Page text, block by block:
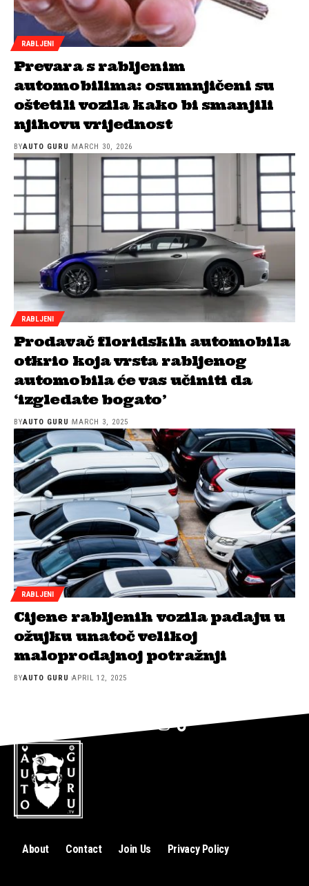
RABLJENI
Prevara s rabljenim
automobilima: osumnjičeni su
oštetili vozila kako bi smanjili
njihovu vrijednost
BYAUTO GURU MARCH 30, 2026
RABLJENI
Prodavač floridskih automobila
otkrio koja vrsta rabljenog
automobila će vas učiniti da
‘izgledate bogato’
BYAUTO GURU MARCH 3, 2025
RABLJENI
Cijene rabljenih vozila padaju u
ožujku unatoč velikoj
maloprodajnoj potražnji
BYAUTO GURU APRIL 12, 2025
About Contact Join Us Privacy Policy